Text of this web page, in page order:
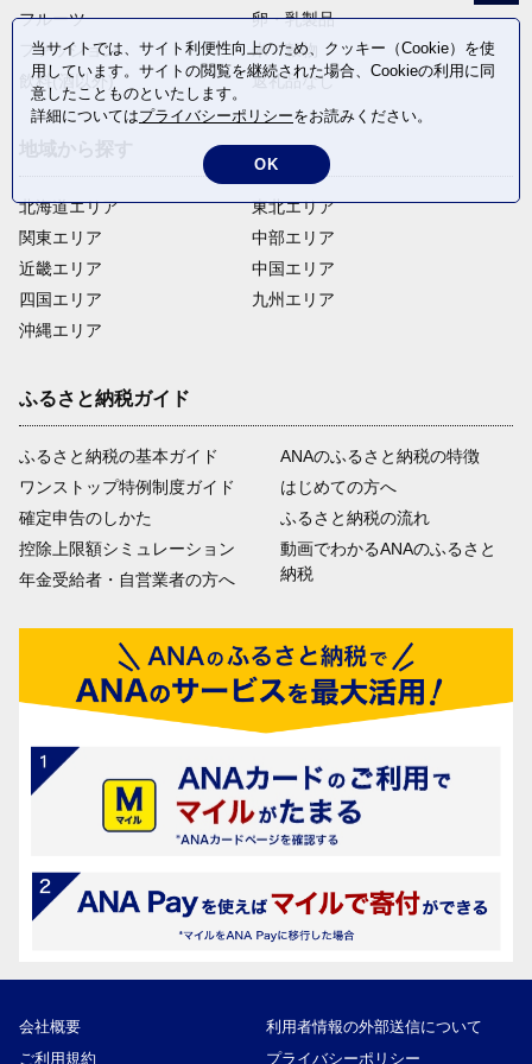
フルーツ
卵・乳製品
ファッション
米・穀物
飲料(酒以外)
返礼品なし
北海道エリア
関東エリア
近畿エリア
四国エリア
沖縄エリア
東北エリア
中部エリア
中国エリア
九州エリア
ふるさと納税ガイド
ふるさと納税の基本ガイド
ワンストップ特例制度ガイド
確定申告のしかた
控除上限額シミュレーション
年金受給者・自営業者の方へ
ANAのふるさと納税の特徴
はじめての方へ
ふるさと納税の流れ
動画でわかるANAのふるさと
納税
会社概要
利用者情報の外部送信について
ご利用規約
プライバシーポリシー
当サイトでは、サイト利便性向上のため、クッキー（Cookie）を使
用しています。サイトの閲覧を継続された場合、Cookieの利用に同
意したことものといたします。
詳細についてはプライバシーポリシーをお読みください。
OK